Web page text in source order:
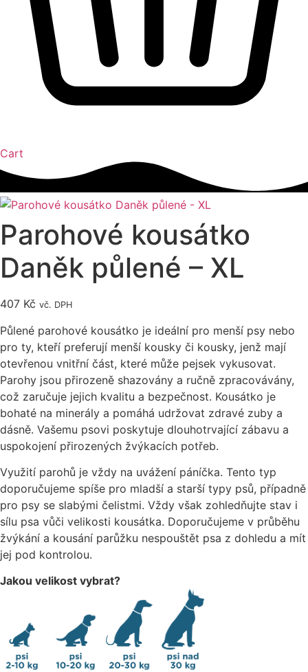
Cart
Parohové kousátko
Daněk půlené – XL
407 Kč vč. DPH
Půlené parohové kousátko je ideální pro menší psy nebo
pro ty, kteří preferují menší kousky či kousky, jenž mají
otevřenou vnitřní část, které může pejsek vykusovat.
Parohy jsou přirozeně shazovány a ručně zpracovávány,
což zaručuje jejich kvalitu a bezpečnost. Kousátko je
bohaté na minerály a pomáhá udržovat zdravé zuby a
dásně. Vašemu psovi poskytuje dlouhotrvající zábavu a
uspokojení přirozených žvýkacích potřeb.
Využití parohů je vždy na uvážení páníčka. Tento typ
doporučujeme spíše pro mladší a starší typy psů, případně
pro psy se slabými čelistmi. Vždy však zohledňujte stav i
sílu psa vůči velikosti kousátka. Doporučujeme v průběhu
žvýkání a kousání parůžku nespouštět psa z dohledu a mít
jej pod kontrolou.
Jakou velikost vybrat?